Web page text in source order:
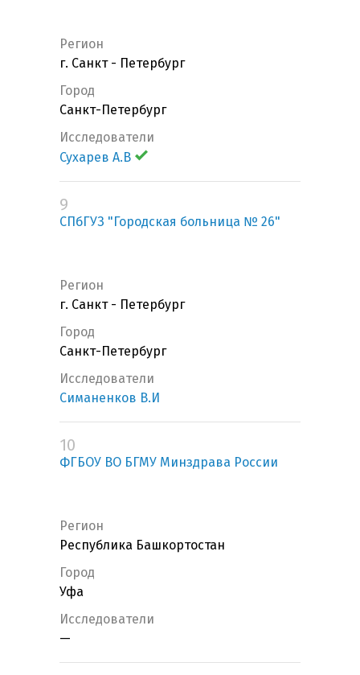
Регион
г. Санкт - Петербург
Город
Санкт-Петербург
Исследователи
Сухарев А.В
9
СПбГУЗ "Городская больница № 26"
Регион
г. Санкт - Петербург
Город
Санкт-Петербург
Исследователи
Симаненков В.И
10
ФГБОУ ВО БГМУ Минздрава России
Регион
Республика Башкортостан
Город
Уфа
Исследователи
—